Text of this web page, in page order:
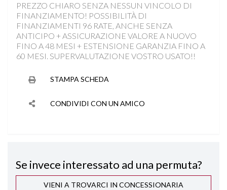
RILEVAMENTO SEGNALETICA STRADALE
SEDILE REGOLABILE IN ALTEZZA
SENSORI LUCI
PREZZO CHIARO SENZA NESSUN VINCOLO DI
FINANZIAMENTO! POSSIBILITÀ DI
FINANZIAMENTI 96 RATE, ANCHE SENZA
ANTICIPO + ASSICURAZIONE VALORE A NUOVO
FINO A 48 MESI + ESTENSIONE GARANZIA FINO A
60 MESI. SUPERVALUTAZIONE VOSTRO USATO!!
STAMPA SCHEDA
CONDIVIDI CON UN AMICO
Se invece interessato ad una permuta?
VIENI A TROVARCI IN CONCESSIONARIA